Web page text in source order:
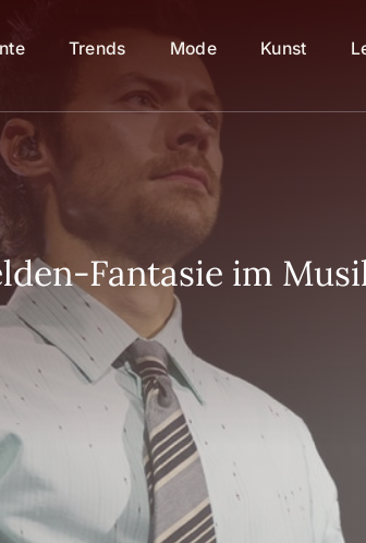
Trends Mode Kunst
Fantasie im